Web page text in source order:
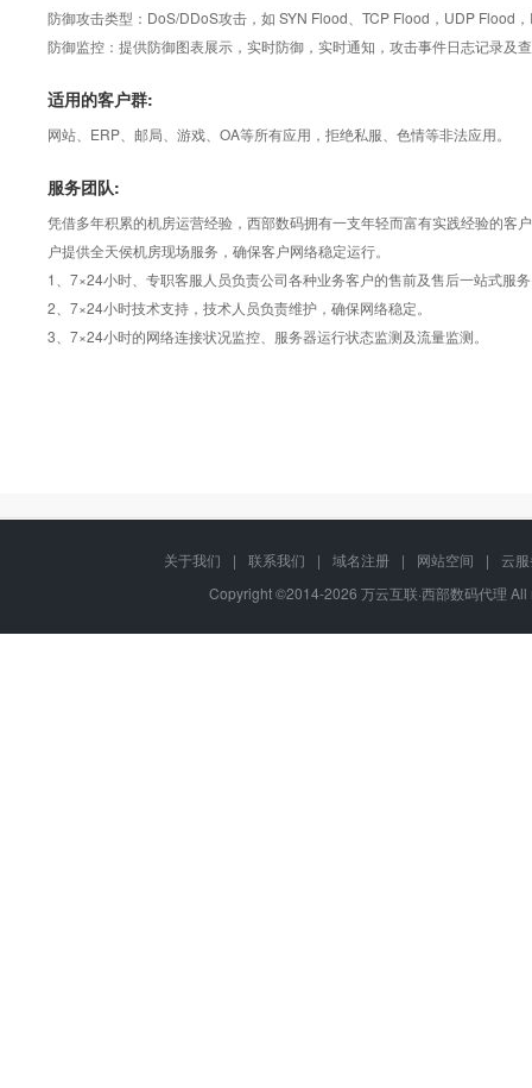
防御攻击类型：DoS/DDoS攻击，如 SYN Flood、TCP Flood，UDP Flood
防御监控：提供防御图表展示，实时防御，实时通知，攻击事件日志记录及
适用的客户群:
网站、ERP、邮局、游戏、OA等所有应用，拒绝私服、色情等非法应用。
服务团队:
凭借多年积累的机房运营经验，西部数码拥有一支年轻而富有实践经验的
户提供全天侯机房现场服务，确保客户网络稳定运行。
1、7×24小时、专职客服人员负责公司各种业务客户的售前及售后一站式服
2、7×24小时技术支持，技术人员负责维护，确保网络稳定。
3、7×24小时的网络连接状况监控、服务器运行状态监测及流量监测。
关于我们 | 联系我们 | 域名注册 | 网站空间 |
云
Copyright ©2014-2026 万云互联·西部数码代理